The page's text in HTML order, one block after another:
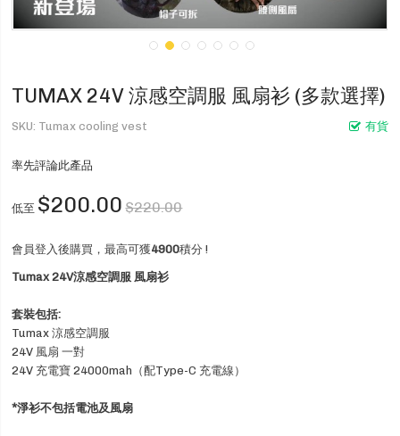
TUMAX 24V 涼感空調服 風扇衫 (多款選擇)
有貨
SKU Tumax cooling vest
率先評論此產品
低至 $200.00 $220.00
會員登入後購買，最高可獲4900積分 !
Tumax 24V涼感空調服 風扇衫
套裝包括:
Tumax 涼感空調服
24V 風扇 一對
24V 充電寶 24000mah（配Type-C 充電線）
*淨衫不包括電池及風扇